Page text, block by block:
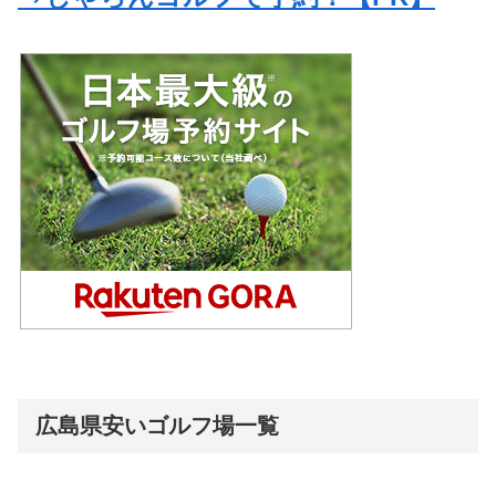
広島県安いゴルフ場一覧